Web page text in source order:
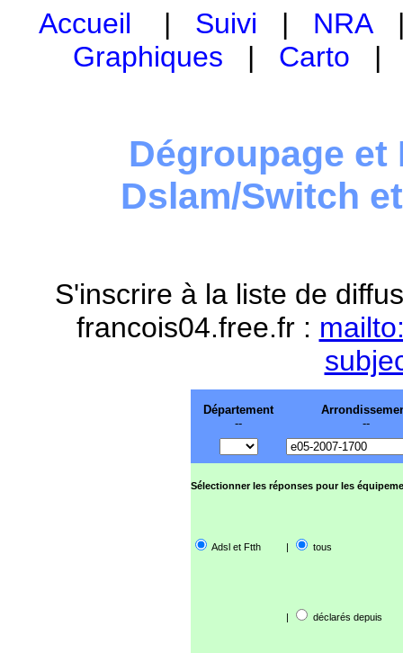
Accueil | Suivi | NRA
Graphiques | Carto
Dégroupage et
Dslam/Switch
S'inscrire à la liste de
francois04.free.fr :
Département
--
--
Sélectionner les réponses pour les
Adsl et Ftth | tous
| déclarés depuis